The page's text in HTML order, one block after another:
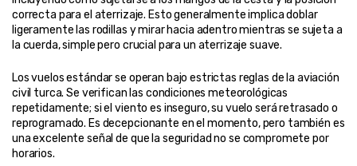
correcta para el aterrizaje. Esto generalmente implica doblar
ligeramente las rodillas y mirar hacia adentro mientras se sujeta a
la cuerda, simple pero crucial para un aterrizaje suave.
Los vuelos estándar se operan bajo estrictas reglas de la aviación
civil turca. Se verifican las condiciones meteorológicas
repetidamente; si el viento es inseguro, su vuelo será retrasado o
reprogramado. Es decepcionante en el momento, pero también es
una excelente señal de que la seguridad no se compromete por
horarios.